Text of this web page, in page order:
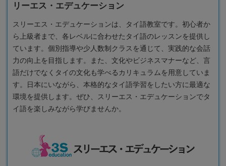
リーエス・エデュケーション
スリーエス・エデュケーションは、タイ語教室です。初心者か
ら上級者まで、各レベルに合わせたタイ語のレッスンを提供し
ています。個別指導や少人数制クラスを通じて、実践的な会話
力の向上を目指します。また、文化やビジネスマナーなど、言
語だけでなくタイの文化も学べるカリキュラムを用意していま
す。日本にいながら、本格的なタイ語学習をしたい方に最適な
環境を提供します。ぜひ、スリーエス・エデュケーションでタ
イ語を楽しみながら学びませんか。